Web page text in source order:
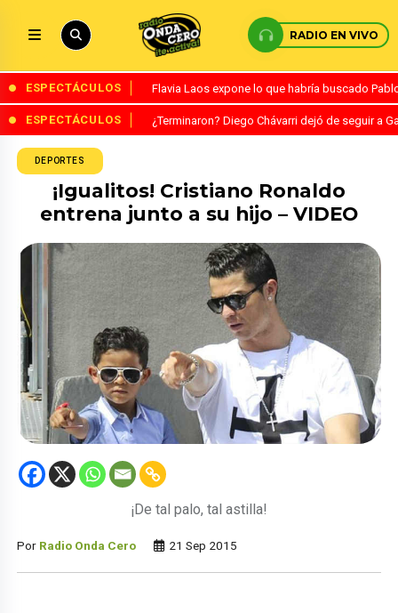
RADIO EN VIVO
ESPECTÁCULOS Flavia Laos expone lo que habría buscado
ESPECTÁCULOS ¿Terminaron? Diego Chávarri dejó de seguir a
DEPORTES
¡Igualitos! Cristiano Ronaldo
entrena junto a su hijo – VIDEO
¡De tal palo, tal astilla!
Por Radio Onda Cero 21 Sep 2015